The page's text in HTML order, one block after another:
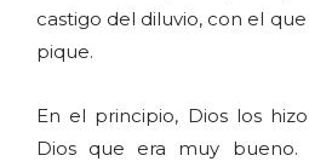
castigo del diluvio, con el
pique.
En el principio, Dios los
Dios que era muy bueno.